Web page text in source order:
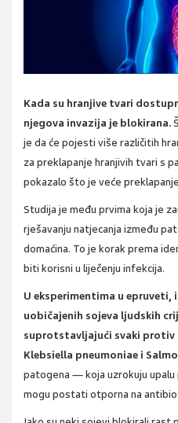
Kada su hranjive tvari
njegova invazija je blokirana.
je da će pojesti više različitih
za preklapanje hranjivih tvari s
pokazalo što je veće
Studija je među prvima koja je
rješavanju natjecanja između
domaćina. To je korak prema
biti korisni u liječenju infekcija.
U eksperimentima u
uobičajenih sojeva ljudskih
suprotstavljajući svaki protiv
Klebsiella pneumoniae i
patogena — koja uzrokuju
mogu postati otporna na